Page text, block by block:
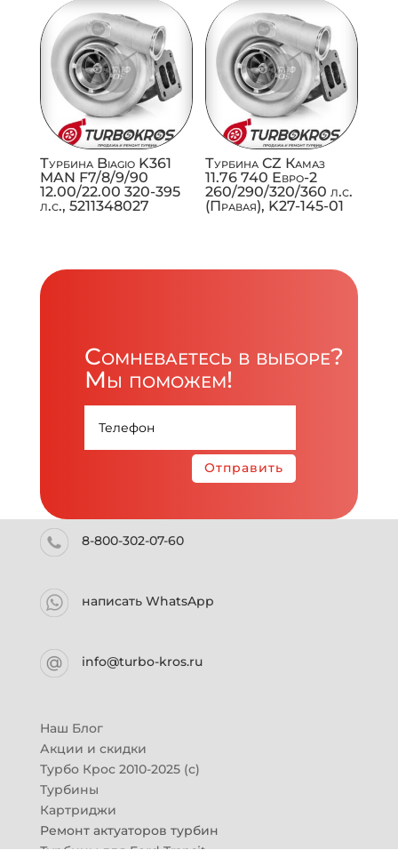
Турбина Biagio K361
MAN F7/8/9/90
12.00/22.00 320-395
л.с., 5211348027
Турбина CZ Камаз
11.76 740 Евро-2
260/290/320/360 л.с.
(Правая), K27-145-01
Сомневаетесь в выборе?
Мы поможем!
Отправить
8-800-302-07-60
написать WhatsApp
info@turbo-kros.ru
Наш Блог
Акции и скидки
Турбо Крос 2010-2025 (с)
Турбины
Картриджи
Ремонт актуаторов турбин